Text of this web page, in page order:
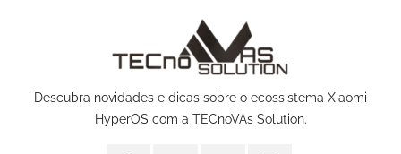
Descubra novidades e dicas sobre o ecossistema Xiaomi
HyperOS com a TECnoVAs Solution.